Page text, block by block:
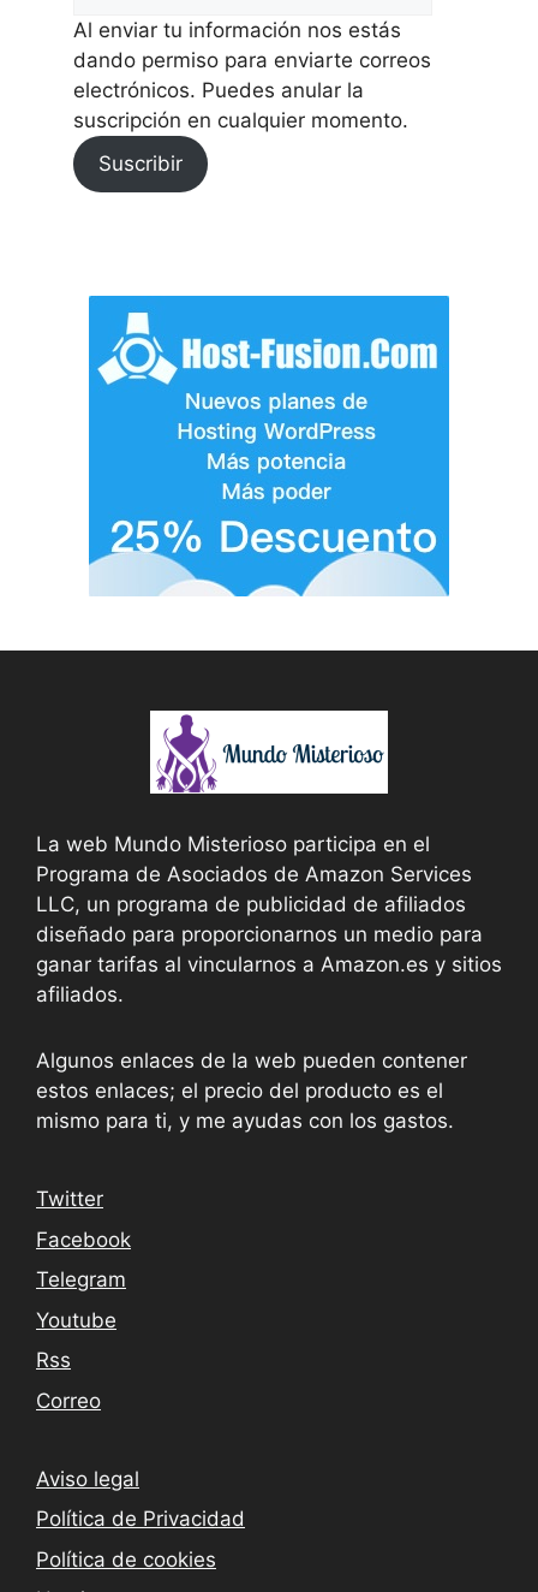
Al enviar tu información nos estás
dando permiso para enviarte correos
electrónicos. Puedes anular la
suscripción en cualquier momento.
Suscribir
La web Mundo Misterioso participa en el
Programa de Asociados de Amazon Services
LLC, un programa de publicidad de afiliados
diseñado para proporcionarnos un medio para
ganar tarifas al vincularnos a Amazon.es y sitios
afiliados.
Algunos enlaces de la web pueden contener
estos enlaces; el precio del producto es el
mismo para ti, y me ayudas con los gastos.
Twitter
Facebook
Telegram
Youtube
Rss
Correo
Aviso legal
Política de Privacidad
Política de cookies